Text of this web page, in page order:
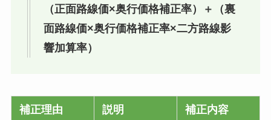
（正面路線価×奥行価格補正率）＋（裏
面路線価×奥行価格補正率×二方路線影
響加算率）
補正理由 説明 補正内容